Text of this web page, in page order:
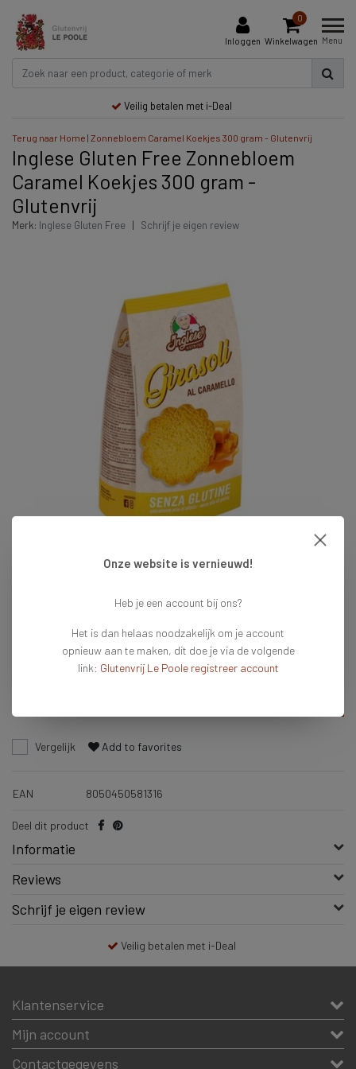
Inloggen
0
Winkelwagen Menu
Veilig betalen met i-Deal
Terug naar Home | Zonnebloem Caramel Koekjes 300 gram - Glutenvrij
Inglese Gluten Free Zonnebloem
Caramel Koekjes 300 gram -
Glutenvrij
Merk: Inglese Gluten Free | Schrijf je eigen review
Op voorraad Vandaag voor 16:00 besteld = vandaag verzonden
Vergelijk Add to favorites
EAN 8050450581316
Deel dit product
Informatie
Reviews
Schrijf je eigen review
Veilig betalen met i-Deal
Klantenservice
Mijn account
Contactgegevens
Onze website is vernieuwd!
Heb je een account bij ons?
Het is dan helaas noodzakelijk om je account
opnieuw aan te maken, dit doe je via de volgende
link: Glutenvrij Le Poole registreer account